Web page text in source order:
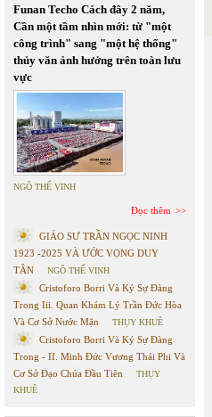
Funan Techo Cách đây 2 năm,
Cần một tầm nhìn mới: từ "một
công trình" sang "một hệ thống"
thủy văn ảnh hưởng trên toàn lưu
vực
NGÔ THẾ VINH
Đọc thêm
GIÁO SƯ TRẦN NGỌC NINH
1923 -2025 VÀ ƯỚC VỌNG DUY
TÂN
NGÔ THẾ VINH
Cristoforo Borri Và Ký Sự Đàng
Trong Iii. Quan Khám Lý Trần Đức Hòa
Và Cơ Sở Nước Mặn
THỤY KHUÊ
Cristoforo Borri Và Ký Sự Đàng
Trong - II. Minh Đức Vương Thái Phi Và
Cơ Sở Đạo Chúa Đầu Tiên
THỤY
KHUÊ